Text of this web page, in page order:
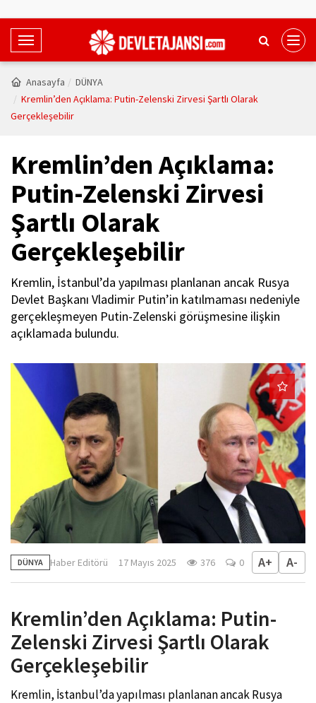
T
o
g
g
a
i
a
t
i
o
n
Anasayfa
DÜNYA
Kremlin’den Açıklama: Putin-Zelenski Zirvesi Şartlı Olarak
Gerçekleşebilir
Kremlin’den Açıklama:
Putin-Zelenski Zirvesi
Şartlı Olarak
Gerçekleşebilir
Kremlin, İstanbul’da yapılması planlanan ancak Rusya
Devlet Başkanı Vladimir Putin’in katılmaması nedeniyle
gerçekleşmeyen Putin-Zelenski görüşmesine ilişkin
açıklamada bulundu.
DÜNYA Haber Editörü 17 Mayıs 2025 376 0 A+ A-
Kremlin’den Açıklama: Putin-
Zelenski Zirvesi Şartlı Olarak
Gerçekleşebilir
Kremlin, İstanbul’da yapılması planlanan ancak Rusya